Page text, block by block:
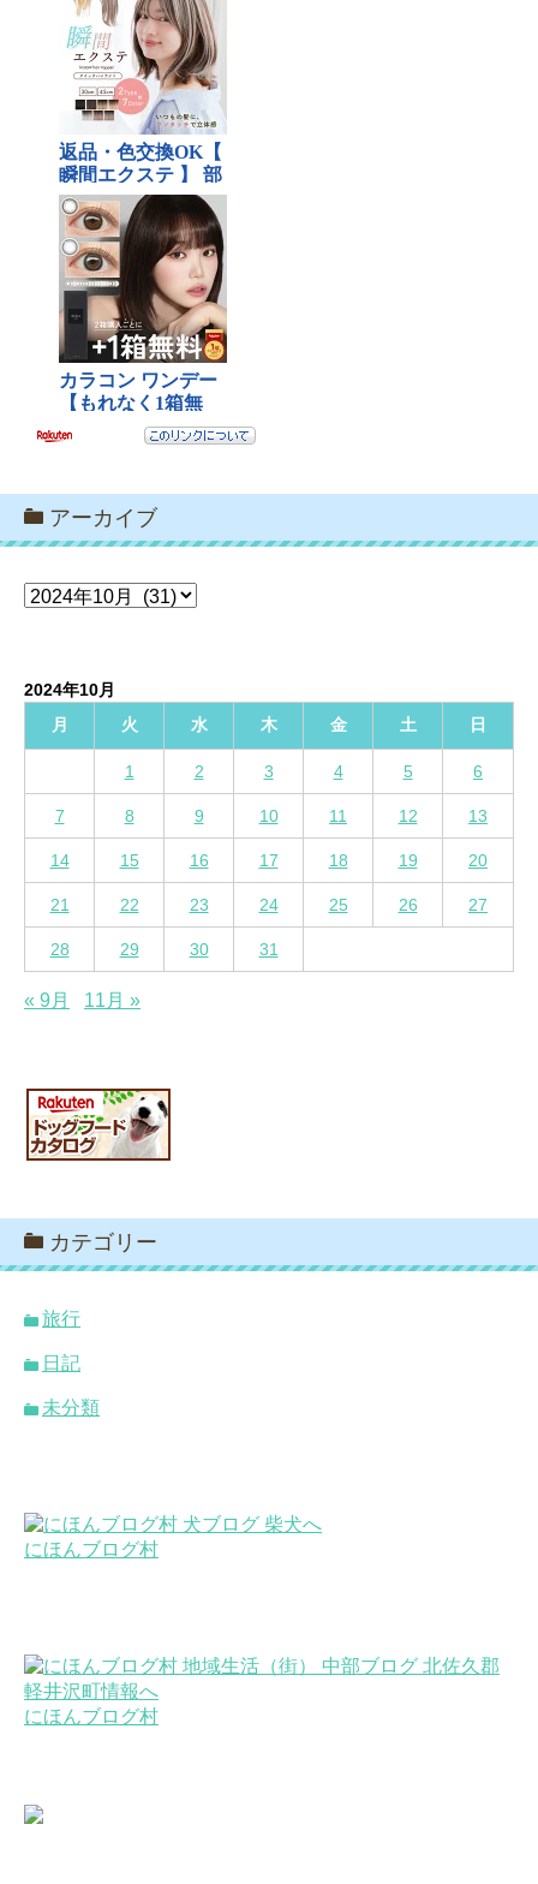
アーカイブ
ア
ブ
2024年10月
月
火 水 木 金 土 日
1 2 3 4 5 6
7 8 9 10 11 12 13
14 15 16 17 18 19 20
21 22 23 24 25 26 27
28 29 30 31
« 9月 11月 »
カテゴリー
旅行
日記
未分類
にほんブログ村
にほんブログ村